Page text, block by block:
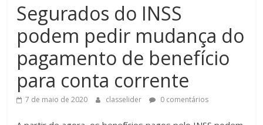
Segurados do INSS
podem pedir mudança do
pagamento de benefício
para conta corrente
7 de maio de 2020 classelider 0 comentários